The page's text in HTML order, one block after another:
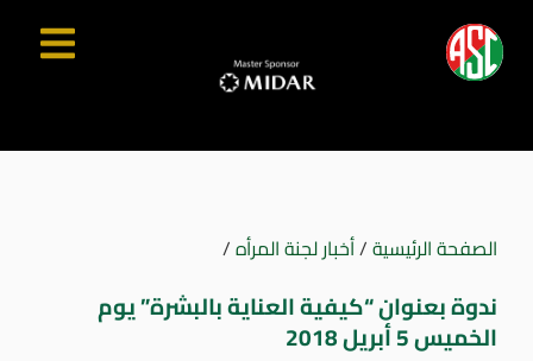
الصفحة الرئيسية/أخبار لجنة المرأه/
ندوة بعنوان “كيفية العناية بالبشرة” يوم
الخميس 5 أبريل 2018